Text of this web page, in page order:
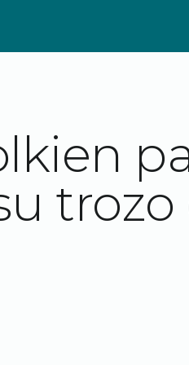
trozo